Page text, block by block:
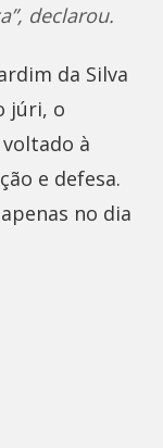
declarou.
da Silva
júri, o
à
e defesa.
no dia